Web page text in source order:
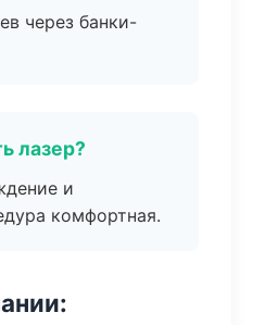
через банки-
лазер?
и
комфортная.